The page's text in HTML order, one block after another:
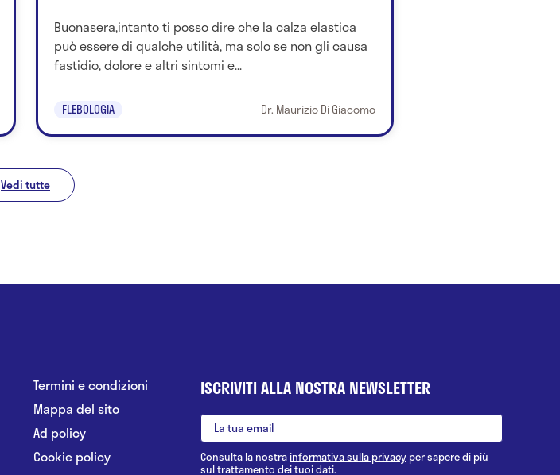
Buonasera,intanto ti posso dire che la calza elastica
può essere di qualche utilità, ma solo se non gli causa
fastidio, dolore e altri sintomi e...
FLEBOLOGIA Dr. Maurizio Di Giacomo
Vedi tutte
Termini e condizioni
Mappa del sito
Ad policy
Cookie policy
ISCRIVITI ALLA NOSTRA NEWSLETTER
Consulta la nostrainformativa sulla privacy per sapere di più
sul trattamento dei tuoi dati.